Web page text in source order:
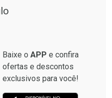
Baixe o APP e confira
ofertas e descontos
exclusivos para você!